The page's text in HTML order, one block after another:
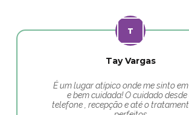
Tay Vargas
É um lugar atípico onde me sinto
e bem cuidada! O cuidado desde
telefone , recepção e até o